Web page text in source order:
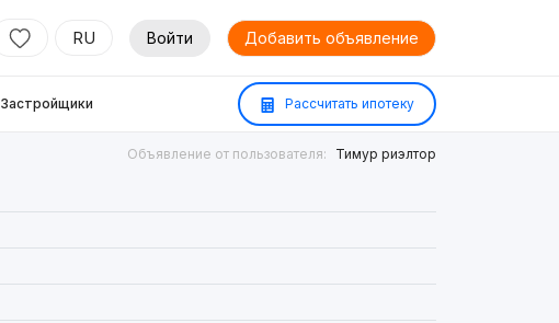
RU Войти Добавить объявление
Застройщики Рассчитать ипотеку
Объявление от пользователя: Тимур риэлтор